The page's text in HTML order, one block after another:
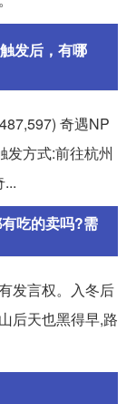
发后，有哪
奇遇NP
发方式:前往杭州
吃的卖吗?需
发言权。入冬后
后天也黑得早,路